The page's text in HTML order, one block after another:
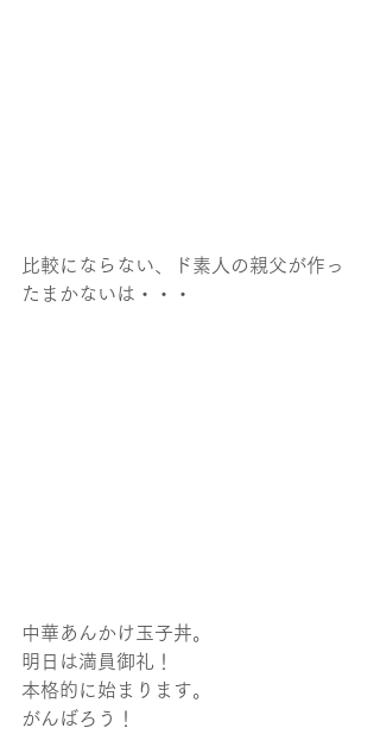
比較にならない、ド素人の親父が作っ
たまかないは・・・
中華あんかけ玉子丼。
明日は満員御礼！
本格的に始まります。
がんばろう！